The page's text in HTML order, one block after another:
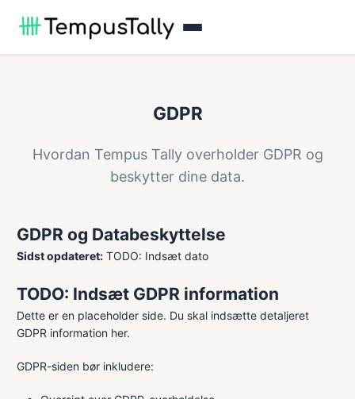
GDPR
Hvordan Tempus Tally overholder GDPR og
beskytter dine data.
GDPR og Databeskyttelse
Sidst opdateret: TODO: Indsæt dato
TODO: Indsæt GDPR information
Dette er en placeholder side. Du skal indsætte detaljeret
GDPR information her.
GDPR-siden bør inkludere: